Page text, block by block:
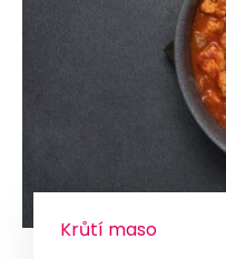
Krůtí maso